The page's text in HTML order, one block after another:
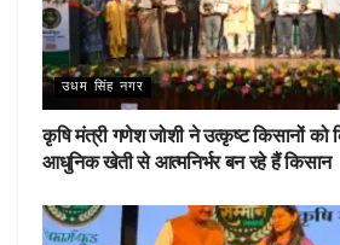
उधम सिंह नगर
कृषि मंत्री गणेश जोशी ने उत्कृष्ट किसानों को
आधुनिक खेती से आत्मनिर्भर बन रहे हैं किसान